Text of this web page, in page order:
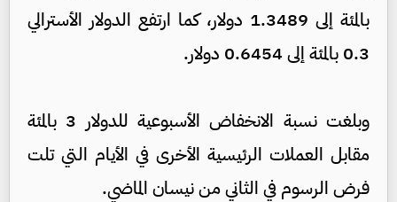
بالمئة إلى 1.3489 دولار، كما ارتفع الدولار الأسترالي
0.3 بالمئة إلى 0.6454 دولار.
وبلغت نسبة الانخفاض الأسبوعية للدولار 3 بالمئة
مقابل العملات الرئيسية الأخرى في الأيام التي تلت
فرض الرسوم في الثاني من نيسان الماضي.